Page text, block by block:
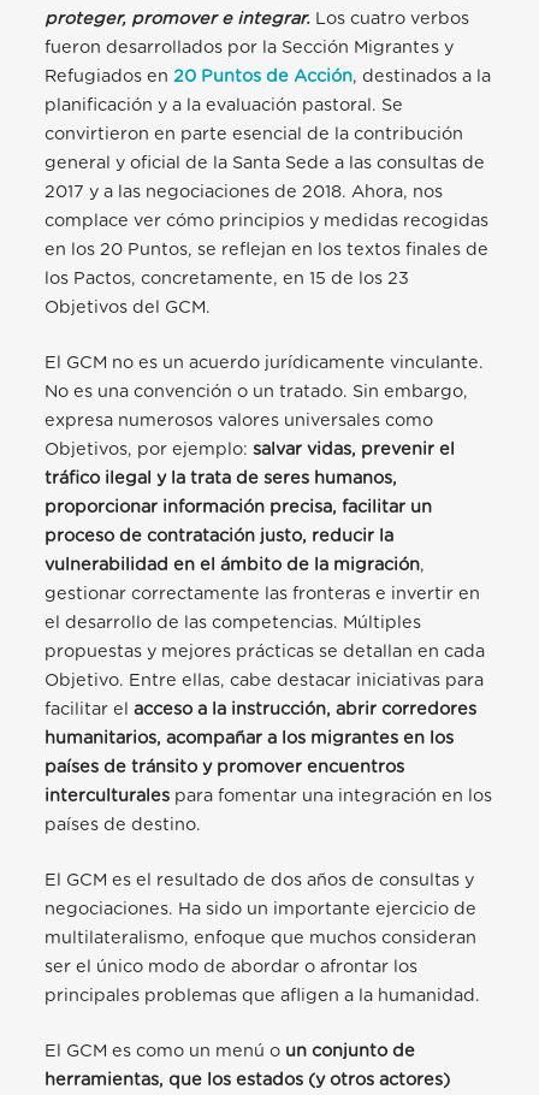
proteger, promover e integrar. Los cuatro verbos
fueron desarrollados por la Sección Migrantes y
Refugiados en 20 Puntos de Acción, destinados a la
planificación y a la evaluación pastoral. Se
convirtieron en parte esencial de la contribución
general y oficial de la Santa Sede a las consultas de
2017 y a las negociaciones de 2018. Ahora, nos
complace ver cómo principios y medidas recogidas
en los 20 Puntos, se reflejan en los textos finales de
los Pactos, concretamente, en 15 de los 23
Objetivos del GCM.
El GCM no es un acuerdo jurídicamente vinculante.
No es una convención o un tratado. Sin embargo,
expresa numerosos valores universales como
Objetivos, por ejemplo:salvar vidas, prevenir el
tráfico ilegal y la trata de seres humanos,
proporcionar información precisa, facilitar un
proceso de contratación justo, reducir la
vulnerabilidad en el ámbito de la migración,
gestionar correctamente las fronteras e invertir en
el desarrollo de las competencias. Múltiples
propuestas y mejores prácticas se detallan en cada
Objetivo. Entre ellas, cabe destacar iniciativas para
facilitar elacceso a la instrucción, abrir corredores
humanitarios, acompañar a los migrantes en los
países de tránsito y promover encuentros
interculturales para fomentar una integración en los
países de destino.
El GCM es el resultado de dos años de consultas y
negociaciones. Ha sido un importante ejercicio de
multilateralismo, enfoque que muchos consideran
ser el único modo de abordar o afrontar los
principales problemas que afligen a la humanidad.
El GCM es como un menú o un conjunto de
herramientas, que los estados (y otros actores)